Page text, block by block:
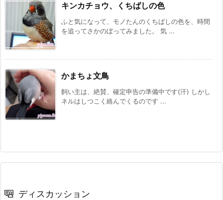
キンカチョウ、くちばしの色
ふと気になって、モノたんのくちばしの色を、時間
を追ってさかのぼってみました。 気 ...
かまちょ文鳥
飼い主は、絶賛、確定申告の準備中です(汗) しかし
ネルはしつこく絡んでくるのです ...
ディスカッション